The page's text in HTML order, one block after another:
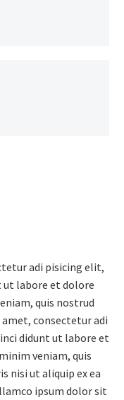
adi pisicing elit,
ut labore et dolore
quis nostrud
consectetur adi
didunt ut labore et
veniam, quis
nisi ut aliquip ex ea
ipsum dolor sit